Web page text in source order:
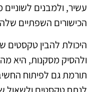
עשיר, ולמבנים
הכישורים השפתיים
היכולת להבין טקסטים
ולהסיק מסקנות, היא
תורמת גם לפיתוח